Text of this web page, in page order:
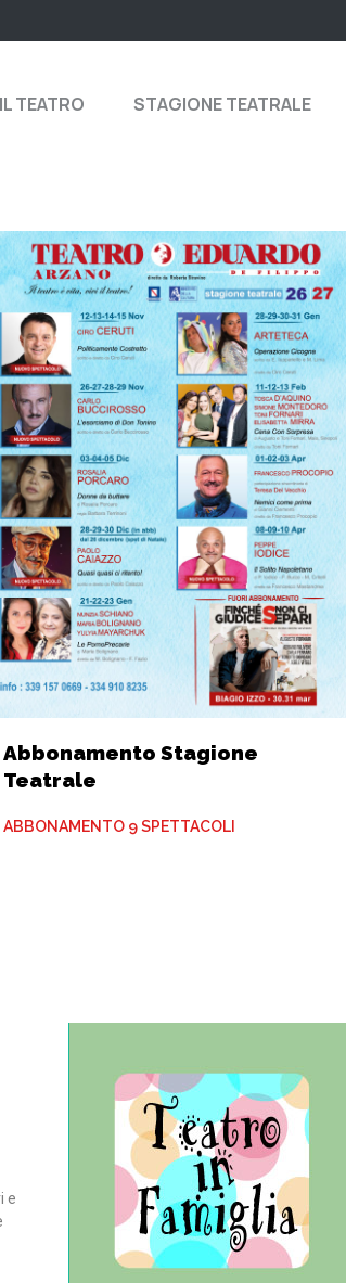
IL TEATRO STAGIONE TEATRALE
Abbonamento Stagione
Teatrale
ABBONAMENTO 9 SPETTACOLI
e
Teatro in famiglia
Teatro In Famiglia è una
rassegna di teatro concepita
per far condividere e godere
del teatro all’intera famiglia.
Continua